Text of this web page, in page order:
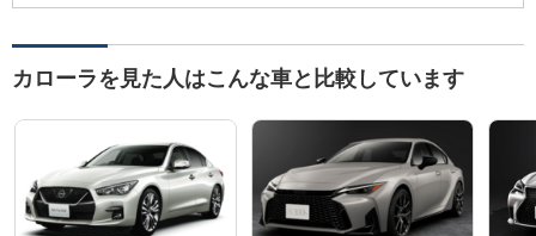
カローラを見た人はこんな車と比較しています